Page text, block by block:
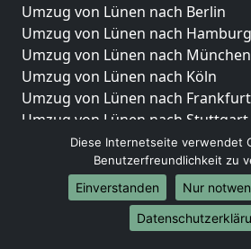
Umzug von Lünen nach Berlin
Umzug von Lünen nach Hamburg
Umzug von Lünen nach München
Umzug von Lünen nach Köln
Umzug von Lünen nach
Umzug von Lünen nach Stuttgart
Umzug von Lünen nach
Umzug von Lünen nach Leipzig
Umzug von Lünen nach
Umzug von Lünen nach Essen
Umzug von Lünen nach Bremen
Diese Internetseite verwendet
Benutzerfreundlichkeit zu
Einverstanden
Nur